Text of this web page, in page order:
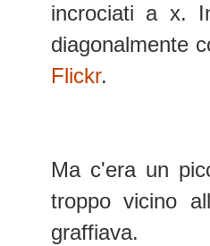
incrociati a x.
diagonalmente
Flickr.
Ma c'era un
troppo vicino
graffiava.